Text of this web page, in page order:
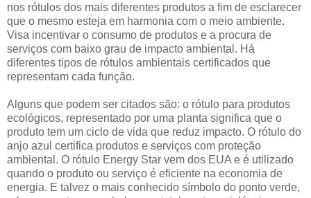
nos rótulos dos mais diferentes produtos a fim de esclarecer
que o mesmo esteja em harmonia com o meio ambiente.
Visa incentivar o consumo de produtos e a procura de
serviços com baixo grau de impacto ambiental. Há
diferentes tipos de rótulos ambientais certificados que
representam cada função.
Alguns que podem ser citados são: o rótulo para produtos
ecológicos, representado por uma planta significa que o
produto tem um ciclo de vida que reduz impacto. O rótulo do
anjo azul certifica produtos e serviços com proteção
ambiental. O rótulo Energy Star vem dos EUA e é utilizado
quando o produto ou serviço é eficiente na economia de
energia. E talvez o mais conhecido símbolo do ponto verde,